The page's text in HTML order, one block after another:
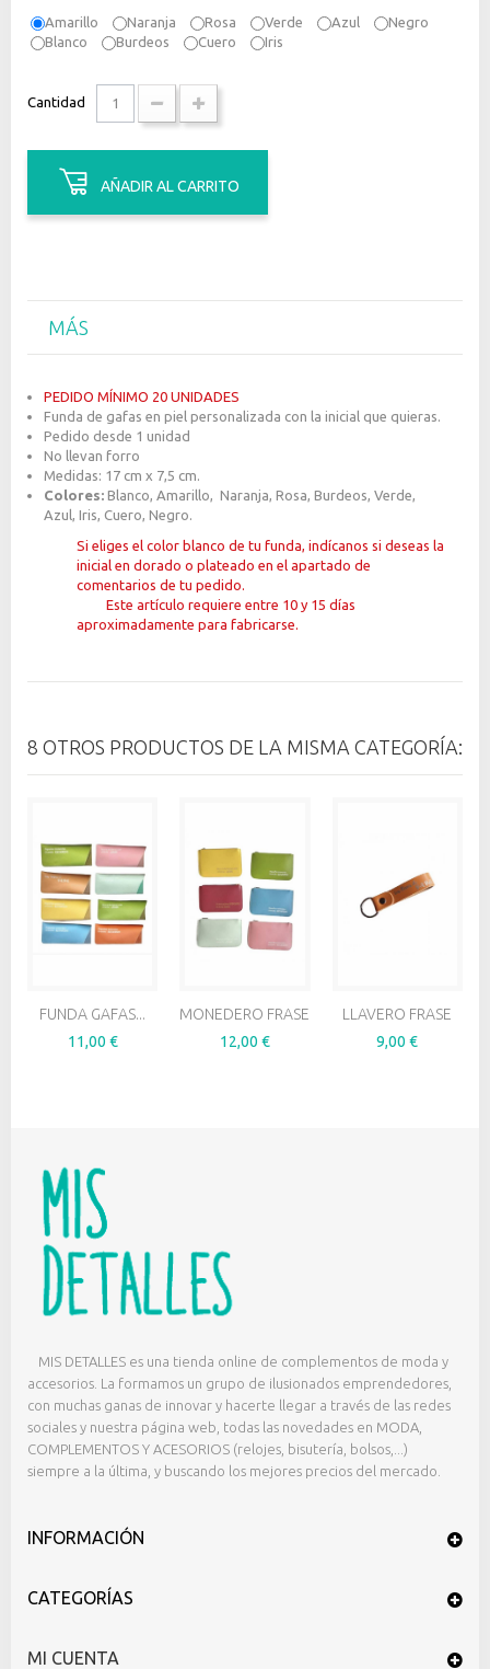
Amarillo
Naranja Rosa Verde Azul
Negro
Blanco
Burdeos Cuero Iris
Cantidad
AÑADIR AL CARRITO
MÁS
PEDIDO MÍNIMO 20 UNIDADES
Funda de gafas en piel personalizada con la inicial que quieras.
Pedido desde 1 unidad
No llevan forro
Medidas: 17 cm x 7,5 cm.
Colores: Blanco, Amarillo, Naranja, Rosa, Burdeos, Verde,
Azul, Iris, Cuero, Negro.
Si eliges el color blanco de tu funda, indícanos si deseas la
inicial en dorado o plateado en el apartado de
comentarios de tu pedido.
Este artículo requiere entre 10 y 15 días
aproximadamente para fabricarse.
8 OTROS PRODUCTOS DE LA MISMA CATEGORÍA:
FUNDA GAFAS...
11,00 €
MONEDERO FRASE
12,00 €
LLAVERO FRASE
9,00 €
MIS DETALLES es una tienda online de complementos de moda y
accesorios. La formamos un grupo de ilusionados emprendedores,
con muchas ganas de innovar y hacerte llegar a través de las redes
sociales y nuestra página web, todas las novedades en MODA,
COMPLEMENTOS Y ACESORIOS (relojes, bisutería, bolsos,...)
siempre a la última, y buscando los mejores precios del mercado.
INFORMACIÓN
CATEGORÍAS
MI CUENTA